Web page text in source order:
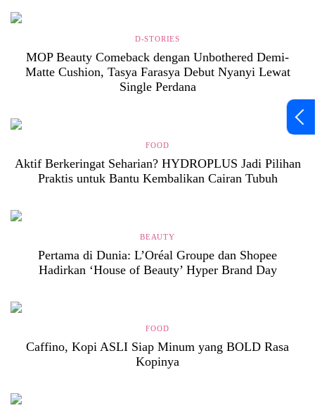
D-STORIES
MOP Beauty Comeback dengan Unbothered Demi-
Matte Cushion, Tasya Farasya Debut Nyanyi Lewat
Single Perdana
FOOD
Aktif Berkeringat Seharian? HYDROPLUS Jadi Pilihan
Praktis untuk Bantu Kembalikan Cairan Tubuh
BEAUTY
Pertama di Dunia: L’Oréal Groupe dan Shopee
Hadirkan ‘House of Beauty’ Hyper Brand Day
FOOD
Caffino, Kopi ASLI Siap Minum yang BOLD Rasa
Kopinya